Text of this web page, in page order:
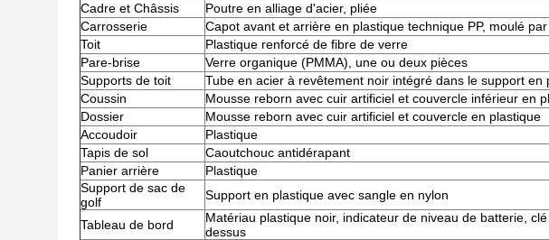
Cadre et Châssis
Poutre en alliage d'acier, pliée
Carrosserie
Capot avant et arrière en plastique technique PP, moulé
Toit
Plastique renforcé de fibre de verre
Pare-brise
Verre organique (PMMA), une ou deux pièces
Supports de toit
Tube en acier à revêtement noir intégré dans le support en
Coussin
Mousse reborn avec cuir artificiel et couvercle inférieur en
Dossier
Mousse reborn avec cuir artificiel et couvercle en plastique
Accoudoir
Plastique
Tapis de sol
Caoutchouc antidérapant
Panier arrière
Plastique
Support de sac de
golf
Support en plastique avec sangle en nylon
Tableau de bord
Matériau plastique noir, indicateur de niveau de batterie,
dessus